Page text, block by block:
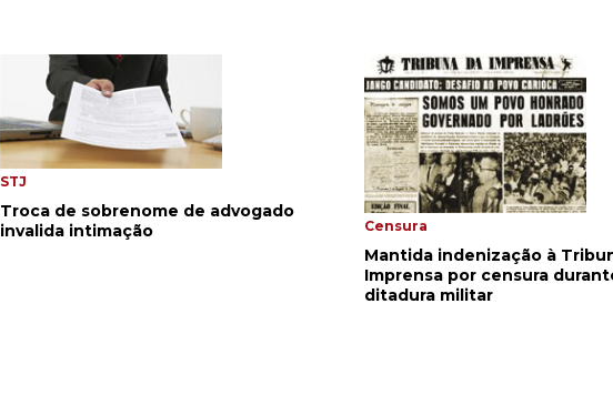
STJ
Troca de sobrenome de advogado
invalida intimação
Censura
Mantida indenização à
Imprensa por censura
ditadura militar